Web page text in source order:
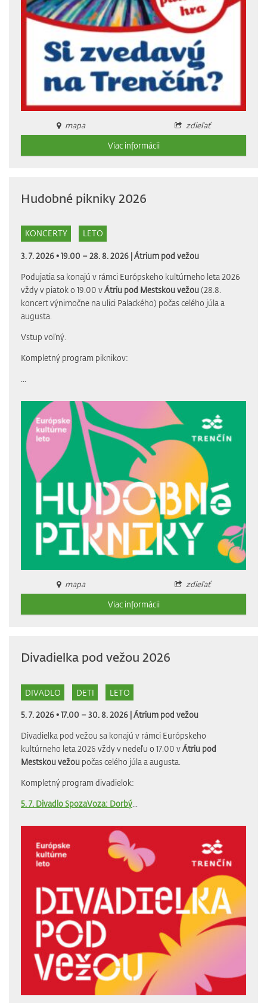
mapa
zdieľať
Viac informácii
Hudobné pikniky 2026
KONCERTY LETO
3. 7. 2026 • 19.00 – 28. 8. 2026 |Átrium pod vežou
Podujatia sa konajú v rámci Európskeho kultúrneho leta 2026
vždy v piatok o 19.00 vÁtriu pod Mestskou vežou(28.8.
koncert výnimočne na ulici Palackého) počas celého júla a
augusta.
Vstup voľný.
Kompletný program piknikov:
mapa
zdieľať
Viac informácii
Divadielka pod vežou 2026
DIVADLO DETI LETO
5. 7. 2026 • 17.00 – 30. 8. 2026 |Átrium pod vežou
Divadielka pod vežou sa konajú v rámci Európskeho
kultúrneho leta 2026 vždy v nedeľu o 17.00 vÁtriu pod
Mestskou vežou počas celého júla a augusta.
Kompletný program divadielok:
5. 7. Divadlo SpozaVoza: Dorbý